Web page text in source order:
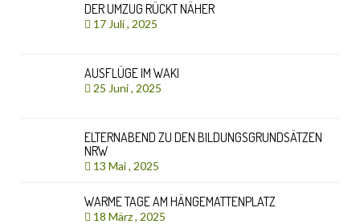
DER UMZUG RÜCKT NÄHER
17 Juli , 2025
AUSFLÜGE IM WAKI
25 Juni , 2025
ELTERNABEND ZU DEN BILDUNGSGRUNDSÄTZEN
NRW
13 Mai , 2025
WARME TAGE AM HÄNGEMATTENPLATZ
18 März , 2025